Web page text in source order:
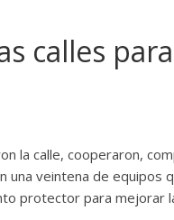
calles
la calle, cooperaron,
veintena de equipos
protector para mejorar